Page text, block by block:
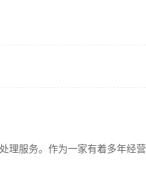
理服务。作为一家有着多年经营